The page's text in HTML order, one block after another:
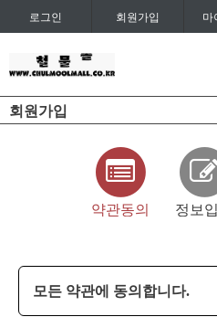
로그인 회원가입 마
회원가입
약관동의 정보
모든 약관에 동의합니다.